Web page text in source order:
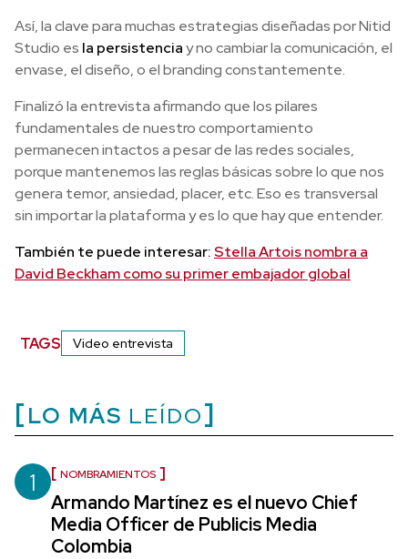
Así, la clave para muchas estrategias diseñadas por Nitid
Studio es la persistenciay no cambiar la comunicación, el
envase, el diseño, o el branding constantemente.
Finalizó la entrevista afirmando que los pilares
fundamentales de nuestro comportamiento
permanecen intactos a pesar de las redes sociales,
porque mantenemos las reglas básicas sobre lo que nos
genera temor, ansiedad, placer, etc. Eso es transversal
sin importar la plataforma y es lo que hay que entender.
También te puede interesar:Stella Artois nombra a
David Beckham como su primer embajador global
TAGS Video entrevista
LO MÁS LEÍDO
1 NOMBRAMIENTOS
Armando Martínez es el nuevo Chief
Media Officer de Publicis Media
Colombia